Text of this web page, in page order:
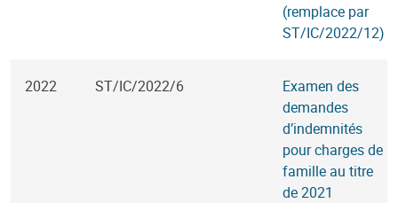
(remplace par
ST/IC/2022/12)
2022 ST/IC/2022/6
Examen des
demandes
d’indemnités
pour charges de
famille au titre
de 2021